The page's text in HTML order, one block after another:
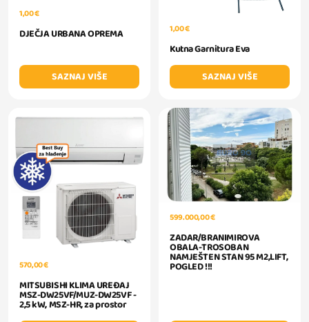
1,00 €
DJEČJA URBANA OPREMA
SAZNAJ VIŠE
1,00 €
Kutna Garnitura Eva
SAZNAJ VIŠE
570,00 €
MITSUBISHI KLIMA UREĐAJ
MSZ-DW25VF/MUZ-DW25VF -
2,5 kW, MSZ-HR, za prostor
599.000,00 €
ZADAR/BRANIMIROVA
OBALA-TROSOBAN
NAMJEŠTEN STAN 95 M2,LIFT,
POGLED !!!